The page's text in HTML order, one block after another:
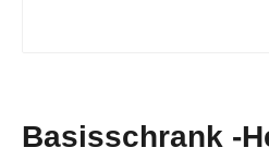
Basisschrank -